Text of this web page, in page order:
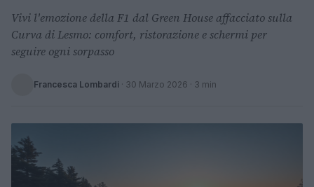
Vivi l'emozione della F1 dal Green House affacciato sulla
Curva di Lesmo: comfort, ristorazione e schermi per
seguire ogni sorpasso
Francesca Lombardi · 30 Marzo 2026 · 3 min